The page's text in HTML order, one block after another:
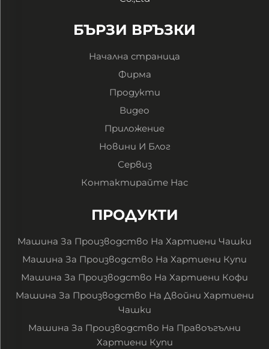
БЪРЗИ ВРЪЗКИ
Начална страница
Фирма
Продукти
Видео
Приложение
Новини И Блог
Сервиз
Контактирайте Нас
ПРОДУКТИ
Машина За Производство На Хартиени Чашки
Машина За Производство На Хартиени Купи
Машина За Производство На Хартиени Кофи
Машина За Производство На Двойни Хартиени
Чашки
Машина За Производство На Правоъгълни
Хартиени Купи